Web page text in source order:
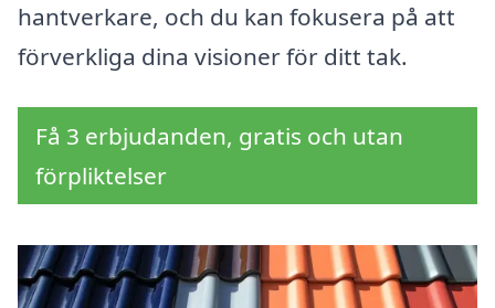
hantverkare, och du kan fokusera på att
förverkliga dina visioner för ditt tak.
Få 3 erbjudanden, gratis och utan
förpliktelser